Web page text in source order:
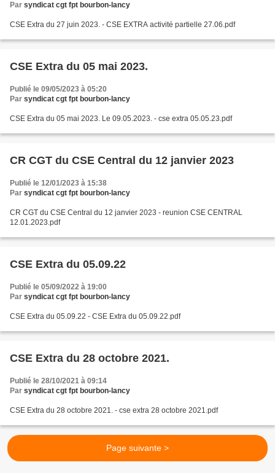
Par syndicat cgt fpt bourbon-lancy
CSE Extra du 27 juin 2023. - CSE EXTRA activité partielle 27.06.pdf
CSE Extra du 05 mai 2023.
Publié le 09/05/2023 à 05:20
Par syndicat cgt fpt bourbon-lancy
CSE Extra du 05 mai 2023. Le 09.05.2023. - cse extra 05.05.23.pdf
CR CGT du CSE Central du 12 janvier 2023
Publié le 12/01/2023 à 15:38
Par syndicat cgt fpt bourbon-lancy
CR CGT du CSE Central du 12 janvier 2023 - reunion CSE CENTRAL
12.01.2023.pdf
CSE Extra du 05.09.22
Publié le 05/09/2022 à 19:00
Par syndicat cgt fpt bourbon-lancy
CSE Extra du 05.09.22 - CSE Extra du 05.09.22.pdf
CSE Extra du 28 octobre 2021.
Publié le 28/10/2021 à 09:14
Par syndicat cgt fpt bourbon-lancy
CSE Extra du 28 octobre 2021. - cse extra 28 octobre 2021.pdf
Page suivante >